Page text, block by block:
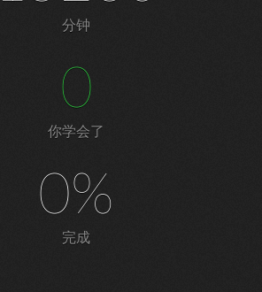
分钟
0
你学会了
0%
完成